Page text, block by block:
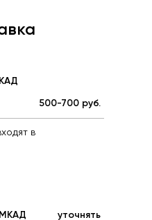
500-700 руб.
в
уточнять